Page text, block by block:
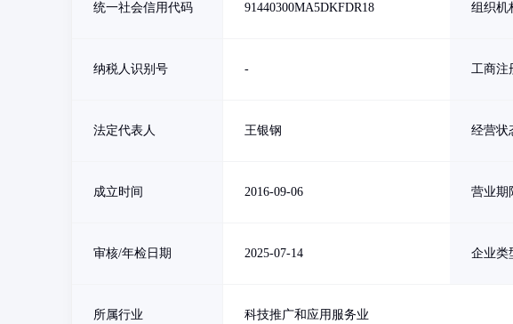
统一社会信用代码 91440300MA5DKFDR18 组织机
纳税人识别号 - 工商注
法定代表人 王银钢 经营状
成立时间 2016-09-06 营业期
审核/年检日期 2025-07-14 企业类
所属行业 科技推广和应用服务业